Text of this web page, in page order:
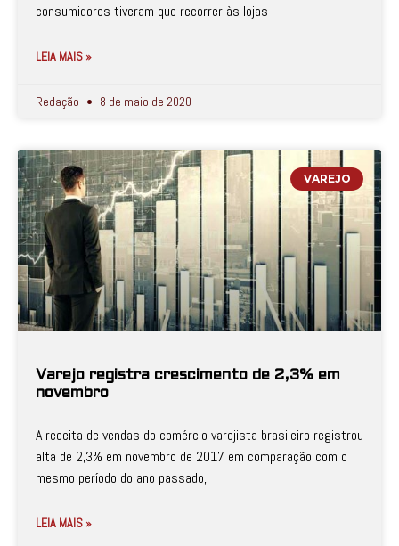
consumidores tiveram que recorrer às lojas
LEIA MAIS »
Redação 8 de maio de 2020
VAREJO
Varejo registra crescimento de 2,3% em
novembro
A receita de vendas do comércio varejista brasileiro registrou
alta de 2,3% em novembro de 2017 em comparação com o
mesmo período do ano passado,
LEIA MAIS »